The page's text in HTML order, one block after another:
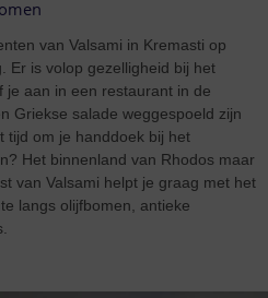
van Valsami in Kremasti op
Er is volop gezelligheid bij het
je aan in een restaurant in de
Griekse salade weggespoeld zijn
tijd om je handdoek bij het
Het binnenland van Rhodos maar
van Valsami helpt je graag met het
langs olijfbomen, antieke